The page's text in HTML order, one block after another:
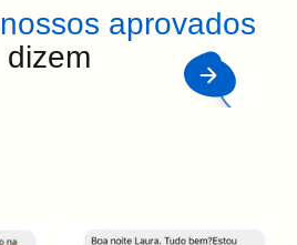
nossos aprovados
dizem